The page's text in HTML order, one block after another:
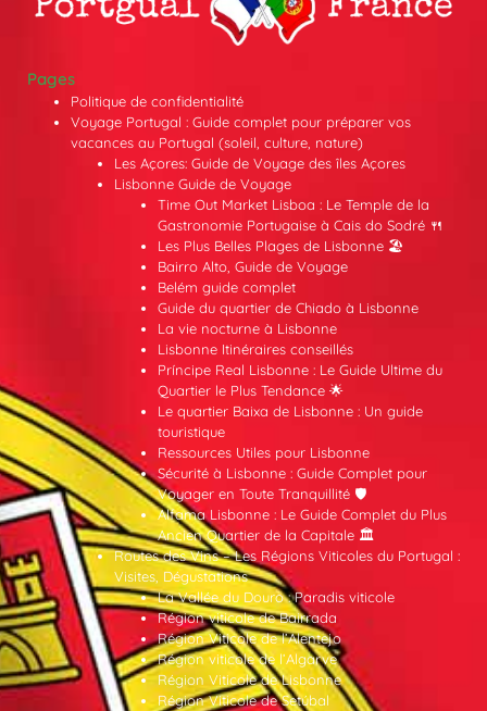
Pages
Politique de confidentialité
Voyage Portugal : Guide complet pour préparer vos
vacances au Portugal (soleil, culture, nature)
Les Açores: Guide de Voyage des îles Açores
Lisbonne Guide de Voyage
Time Out Market Lisboa : Le Temple de la
Gastronomie Portugaise à Cais do Sodré 🍴
Les Plus Belles Plages de Lisbonne 🏖️
Bairro Alto, Guide de Voyage
Belém guide complet
Guide du quartier de Chiado à Lisbonne
La vie nocturne à Lisbonne
Lisbonne Itinéraires conseillés
Príncipe Real Lisbonne : Le Guide Ultime du
Quartier le Plus Tendance 🌟
Le quartier Baixa de Lisbonne : Un guide
touristique
Ressources Utiles pour Lisbonne
Sécurité à Lisbonne : Guide Complet pour
Voyager en Toute Tranquillité 🛡️
Alfama Lisbonne : Le Guide Complet du Plus
Ancien Quartier de la Capitale 🏛️
Routes des Vins – Les Régions Viticoles du Portugal :
Visites, Dégustations
La Vallée du Douro : Paradis viticole
Région viticole de Bairrada
Région Viticole de l’Alentejo
Région viticole de l’Algarve
Région Viticole de Lisbonne
Région Viticole de Setúbal